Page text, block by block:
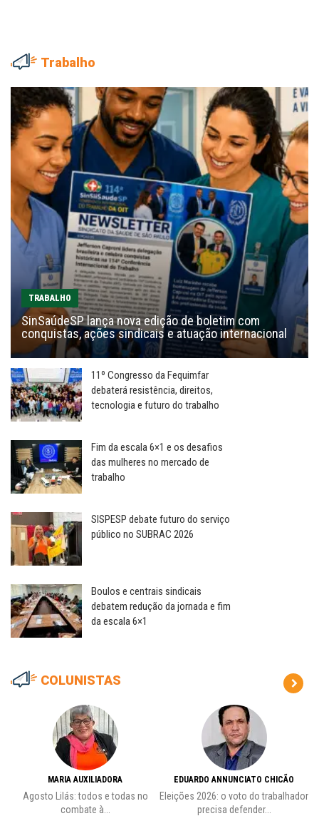
Trabalho
TRABALHO
SinSaúdeSP lança nova edição de boletim com
conquistas, ações sindicais e atuação internacional
11º Congresso da Fequimfar
debaterá resistência, direitos,
tecnologia e futuro do trabalho
Fim da escala 6×1 e os desafios
das mulheres no mercado de
trabalho
SISPESP debate futuro do serviço
público no SUBRAC 2026
Boulos e centrais sindicais
debatem redução da jornada e fim
da escala 6×1
COLUNISTAS
MARIA AUXILIADORA
Agosto Lilás: todos e todas no
combate à...
EDUARDO ANNUNCIATO CHICÃO
Eleições 2026: o voto do trabalhador
precisa defender...